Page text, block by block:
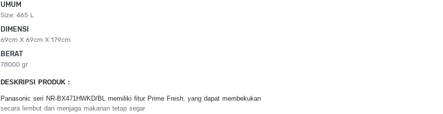
UMUM
Size: 465 L
DIMENSI
69cm X 69cm X 179cm
BERAT
78000 gr
DESKRIPSI PRODUK :
Panasonic seri NR-BX471HWKD/BL memiliki fitur Prime Fresh, yang dapat membekukan
secara lembut dan menjaga makanan tetap segar